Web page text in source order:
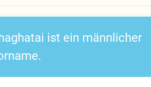
ist ein männlicher